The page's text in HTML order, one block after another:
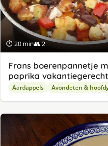
⏱ 20 min👥 2
Frans boerenpannetje
paprika vakantiegerecht
Aardappels Avondeten &